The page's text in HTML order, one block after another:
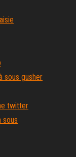
sous gusher
twitter
sous